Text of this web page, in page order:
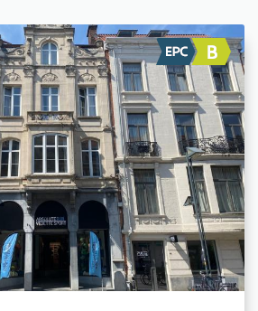
Te Huur: Flat
-
-
1
32 m²